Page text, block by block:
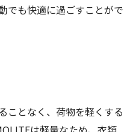
でも快適に過ごすことがで
ことなく、荷物を軽くする